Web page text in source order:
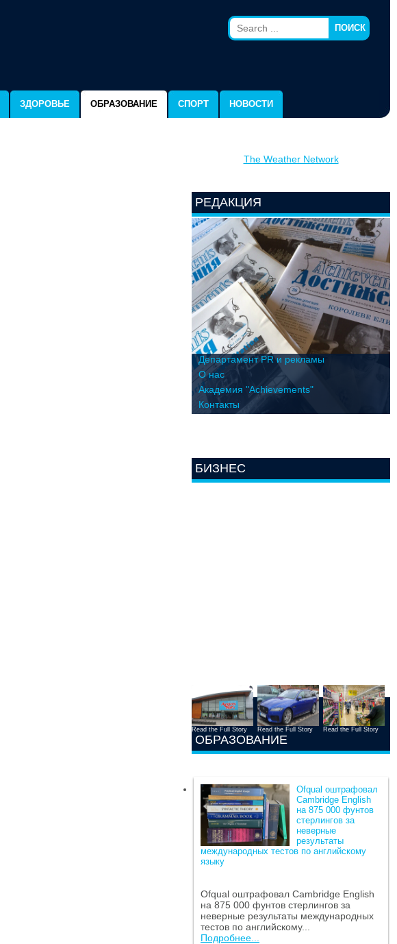
ПОИСК
ЗДОРОВЬЕ ОБРАЗОВАНИЕ СПОРТ НОВОСТИ
The Weather Network
РЕДАКЦИЯ
Департамент PR и рекламы
О нас
Академия "Achievements"
Контакты
БИЗНЕС
Read the Full Story Read the Full Story Read the Full Story
ОБРАЗОВАНИЕ
Ofqual оштрафовал
Cambridge English
на 875 000 фунтов
стерлингов за
неверные
результаты
международных тестов по английскому
языку
Ofqual оштрафовал Cambridge English
на 875 000 фунтов стерлингов за
неверные результаты международных
тестов по английскому...
Подробнее...